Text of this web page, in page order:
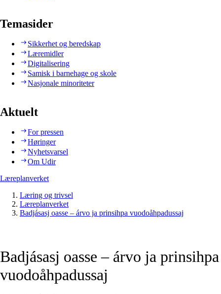
Temasider
Sikkerhet og beredskap
Læremidler
Digitalisering
Samisk i barnehage og skole
Nasjonale minoriteter
Aktuelt
For pressen
Høringer
Nyhetsvarsel
Om Udir
Læreplanverket
Læring og trivsel
Læreplanverket
Badjásasj oasse – árvo ja prinsihpa vuodoåhpadussaj
Badjásasj oasse – árvo ja prinsihpa
vuodoåhpadussaj